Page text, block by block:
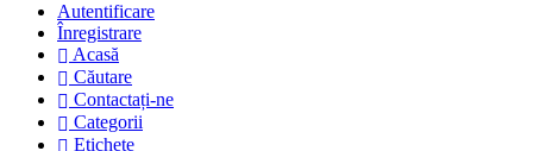
Autentificare
Înregistrare
Acasă
Căutare
Contactați-ne
Categorii
Etichete